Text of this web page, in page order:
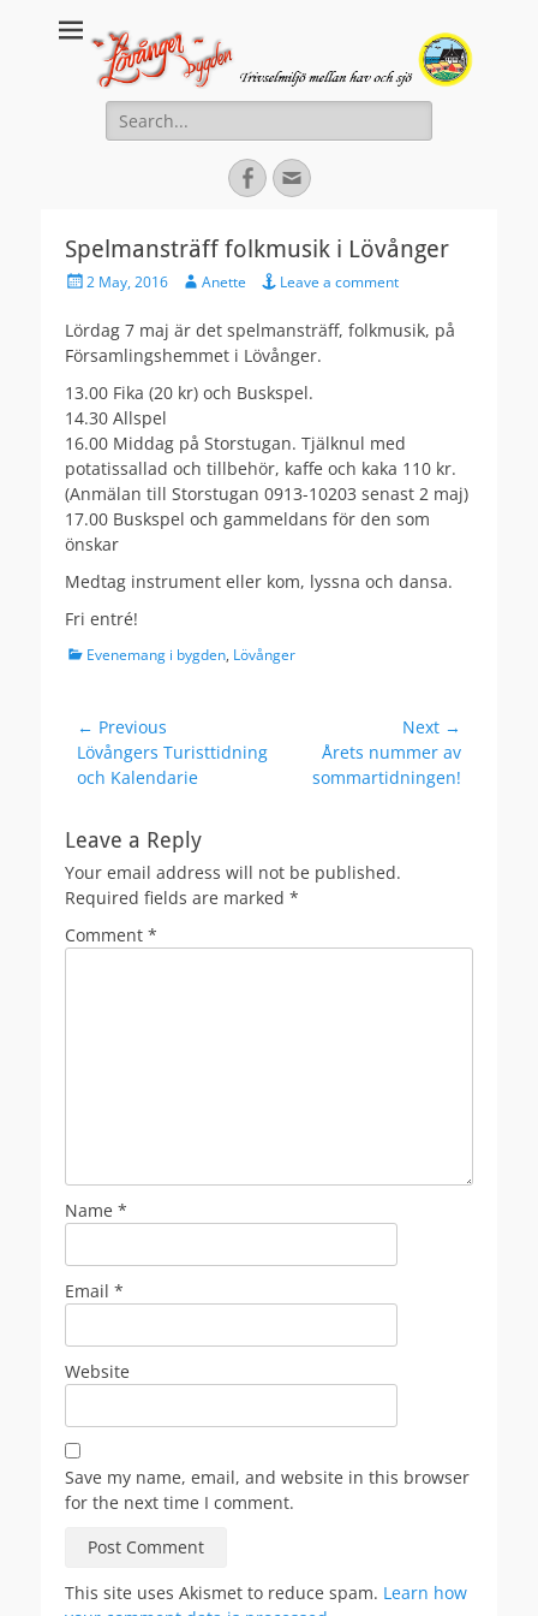
Lovanger.se
Välkommen till Lövånger
Search
for:
Facebook
Email
Spelmansträff folkmusik i Lövånger
Posted2 May, 2016 Author
Anette Leave a comment
Lördag 7 maj är det spelmansträff, folkmusik, på
Församlingshemmet i Lövånger.
13.00 Fika (20 kr) och Buskspel.
14.30 Allspel
16.00 Middag på Storstugan. Tjälknul med
potatissallad och tillbehör, kaffe och kaka 110 kr.
(Anmälan till Storstugan 0913-10203 senast 2 maj)
17.00 Buskspel och gammeldans för den som
önskar
Medtag instrument eller kom, lyssna och dansa.
Fri entré!
Categories
Evenemang i bygden, Lövånger
Post
navigation
← Previous
Previous
post:
Lövångers Turisttidning
och Kalendarie
Next →
Årets nummer av
sommartidningen!
Leave a Reply
Your email address will not be published.
Required fields are marked *
Comment *
Name *
Email *
Website
Save my name, email, and website in this browser
for the next time I comment.
This site uses Akismet to reduce spam. Learn how